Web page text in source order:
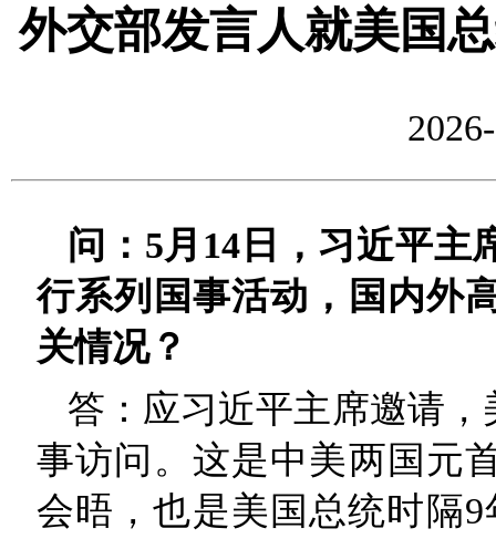
外交部发言人就美国
问：5月14日，习近平主
行系列国事活动，国内外
关情况？
答：应习近平主席邀请
事访问。这是中美两国元
会晤，也是美国总统时隔